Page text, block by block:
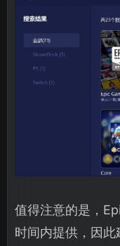
值得注意的是，
时间内提供，因